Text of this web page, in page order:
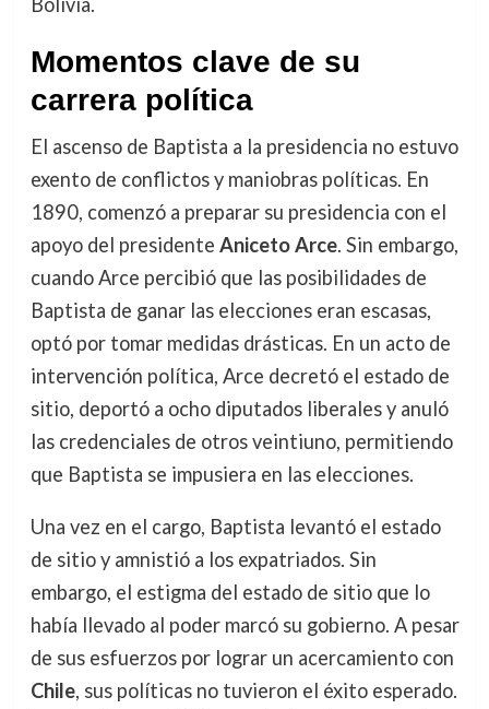
Momentos clave de su
carrera política
El ascenso de Baptista a la presidencia no estuvo
exento de conflictos y maniobras políticas. En
1890, comenzó a preparar su presidencia con el
apoyo del presidente Aniceto Arce. Sin embargo,
cuando Arce percibió que las posibilidades de
Baptista de ganar las elecciones eran escasas,
optó por tomar medidas drásticas. En un acto de
intervención política, Arce decretó el estado de
sitio, deportó a ocho diputados liberales y anuló
las credenciales de otros veintiuno, permitiendo
que Baptista se impusiera en las elecciones.
Una vez en el cargo, Baptista levantó el estado
de sitio y amnistió a los expatriados. Sin
embargo, el estigma del estado de sitio que lo
había llevado al poder marcó su gobierno. A pesar
de sus esfuerzos por lograr un acercamiento con
Chile, sus políticas no tuvieron el éxito esperado.